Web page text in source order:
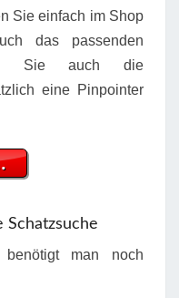
Sie einfach im Shop
das passenden
Sie auch die
eine Pinpointer
benötigt man noch